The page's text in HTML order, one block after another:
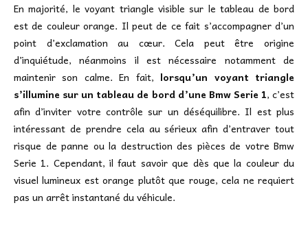
En majorité, le voyant triangle visible sur le tableau de bord
est de couleur orange. Il peut de ce fait s’accompagner d’un
point d’exclamation au cœur. Cela peut être origine
d’inquiétude, néanmoins il est nécessaire notamment de
maintenir son calme. En fait, lorsqu’un voyant triangle
s’illumine sur un tableau de bord d’une Bmw Serie 1, c’est
afin d’inviter votre contrôle sur un déséquilibre. Il est plus
intéressant de prendre cela au sérieux afin d’entraver tout
risque de panne ou la destruction des pièces de votre Bmw
Serie 1. Cependant, il faut savoir que dès que la couleur du
visuel lumineux est orange plutôt que rouge, cela ne requiert
pas un arrêt instantané du véhicule.